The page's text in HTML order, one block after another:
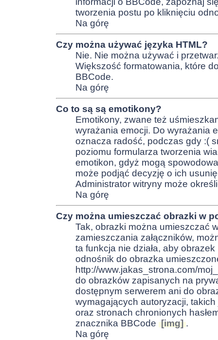
tworzenia postu po kliknięciu
Na górę
Czy można używać języka HTML?
Nie. Nie można używać i
Większość formatowania, które
BBCode.
Na górę
Co to są są emotikony?
Emotikony, zwane też
wyrażania emocji. Do wyrażania
oznacza radość, podczas gdy :(
poziomu formularza tworzenia
emotikon, gdyż mogą
może podjąć decyzję o ich
Administrator witryny może
Na górę
Czy można umieszczać obrazki w
Tak, obrazki można umieszczać
zamieszczania załączników,
ta funkcja nie działa, aby
odnośnik do obrazka
http://www.jakas_strona.com/
do obrazków zapisanych na
dostępnym serwerem ani do
wymagających autoryzacji,
oraz stronach chronionych
znacznika BBCode [img] .
Na górę